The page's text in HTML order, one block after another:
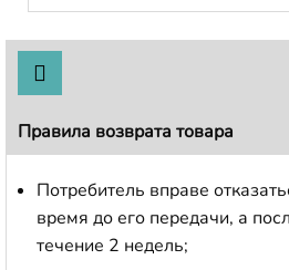
Правила возврата товара
Потребитель вправе
время до его передачи, а
течение 2 недель;